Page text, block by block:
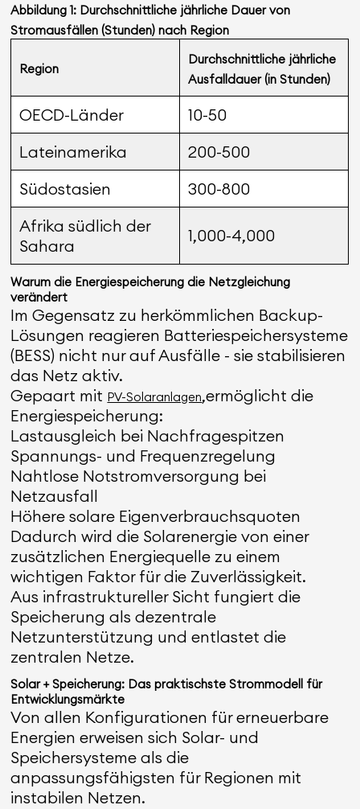
Abbildung 1: Durchschnittliche jährliche Dauer von
Stromausfällen (Stunden) nach Region
Region
Durchschnittliche jährliche
Ausfalldauer (in Stunden)
OECD-Länder
10-50
Lateinamerika
200-500
Südostasien
300-800
Afrika südlich der
Sahara
1,000-4,000
Warum die Energiespeicherung die Netzgleichung
verändert
Im Gegensatz zu herkömmlichen Backup-
Lösungen reagieren Batteriespeichersysteme
(BESS) nicht nur auf Ausfälle - sie stabilisieren
das Netz aktiv.
Gepaart mit PV-Solaranlagen,ermöglicht die
Energiespeicherung:
Lastausgleich bei Nachfragespitzen
Spannungs- und Frequenzregelung
Nahtlose Notstromversorgung bei
Netzausfall
Höhere solare Eigenverbrauchsquoten
Dadurch wird die Solarenergie von einer
zusätzlichen Energiequelle zu einem
wichtigen Faktor für die Zuverlässigkeit.
Aus infrastruktureller Sicht fungiert die
Speicherung als dezentrale
Netzunterstützung und entlastet die
zentralen Netze.
Solar + Speicherung: Das praktischste Strommodell für
Entwicklungsmärkte
Von allen Konfigurationen für erneuerbare
Energien erweisen sich Solar- und
Speichersysteme als die
anpassungsfähigsten für Regionen mit
instabilen Netzen.